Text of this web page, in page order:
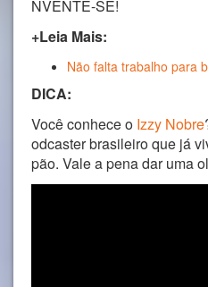
NVENTE-SE!
+Leia Mais:
Não falta trabalho para
DICA:
Você conhece o Izzy Nobre
odcaster brasileiro que já
pão. Vale a pena dar uma